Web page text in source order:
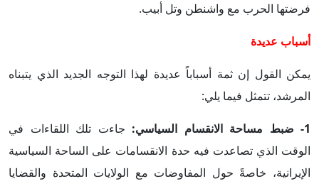
فرضتها الحرب مع واشنطن وتل أبيب.
أسباب عديدة
يمكن القول إن ثمة أسباباً عديدة لهذا التوجه الجديد الذي يتبناه
المرشد، تتمثل فيما يلي:
1- ضبط مساحة الانقسام السياسي:
جاءت تلك اللقاءات في
الوقت الذي تصاعدت فيه حدة الانقسامات على الساحة السياسية
الإيرانية، خاصةً حول المفاوضات مع الولايات المتحدة والقضايا